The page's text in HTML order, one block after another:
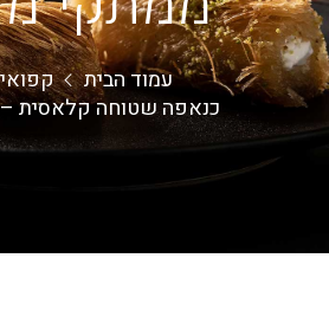
עמוד הבית
כנאפה שטוחה קלאסית –